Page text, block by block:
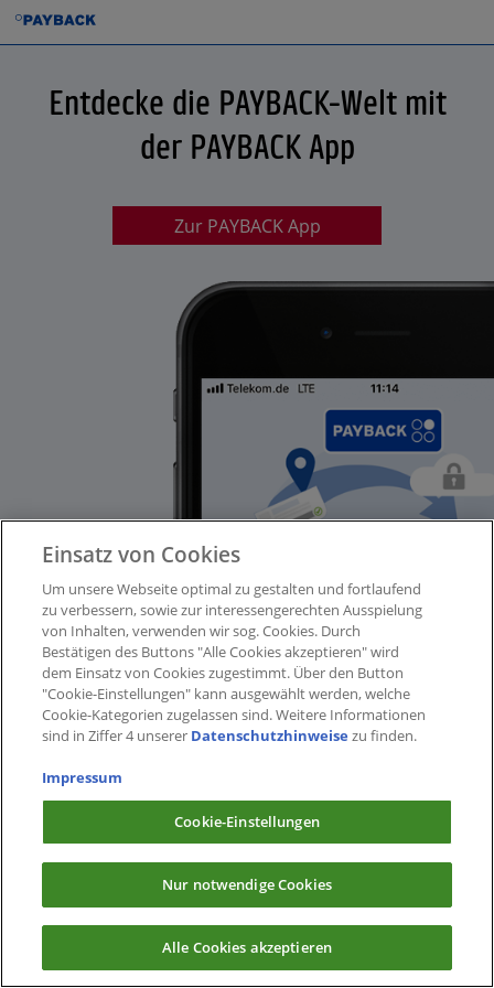
Entdecke die PAYBACK-Welt mit
der PAYBACK App
Zur PAYBACK App
Einsatz von Cookies
Um unsere Webseite optimal zu gestalten und fortlaufend
zu verbessern, sowie zur interessengerechten Ausspielung
von Inhalten, verwenden wir sog. Cookies. Durch
Bestätigen des Buttons "Alle Cookies akzeptieren" wird
dem Einsatz von Cookies zugestimmt. Über den Button
"Cookie-Einstellungen" kann ausgewählt werden, welche
Cookie-Kategorien zugelassen sind. Weitere Informationen
sind in Ziffer 4 unserer Datenschutzhinweise zu finden.
Impressum
Cookie-Einstellungen
Nur notwendige Cookies
Alle Cookies akzeptieren